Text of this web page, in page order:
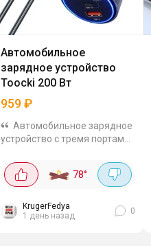
Автомобильное
зарядное устройство
Toocki 200 Вт
959₽
Автомобильное зарядное
устройство с тремя портами,
быстро заряжать несколько
гаджетов. Мощность 200 Вт
Type-C. LED...
78°
KrugerFedya
1 день назад
0